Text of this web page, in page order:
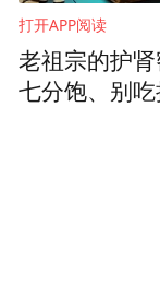
里。同志们
大的效益！
思想观念，
打开APP阅读
老祖宗的护肾
七分饱、别吃